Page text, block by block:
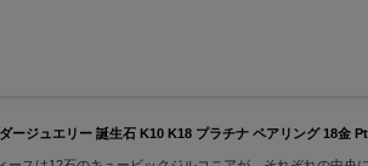
ージュエリー 誕生石 K10 K18 プラチナ ペアリング 18